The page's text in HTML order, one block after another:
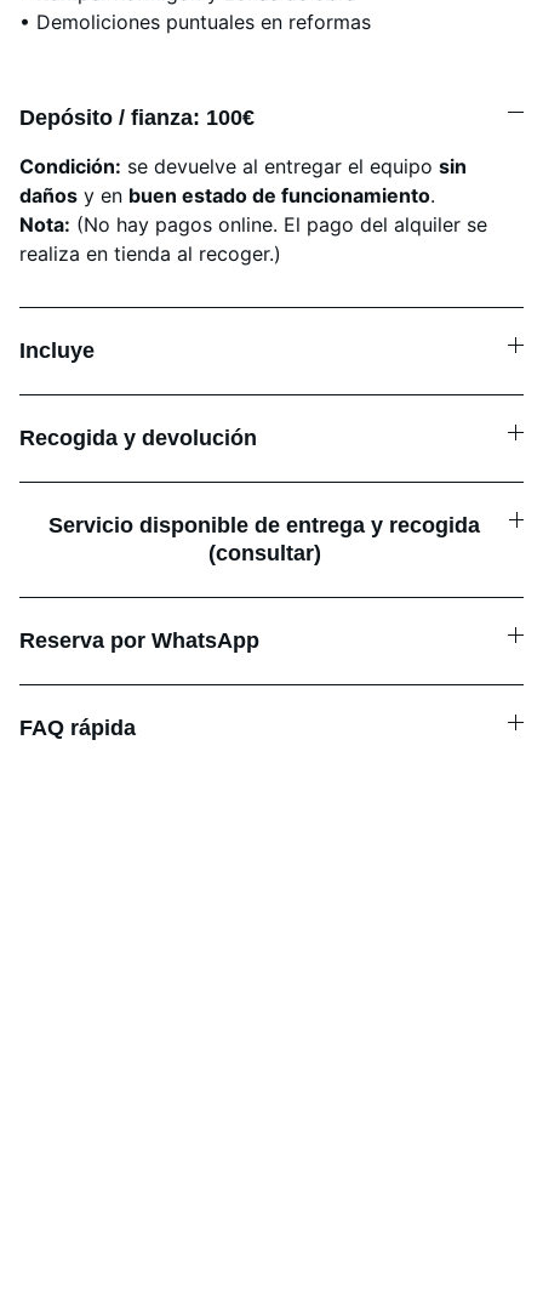
• Demoliciones puntuales en reformas
Depósito / fianza: 100€
Condición: se devuelve al entregar el equipo sin
daños y en buen estado de funcionamiento.
Nota: (No hay pagos online. El pago del alquiler se
realiza en tienda al recoger.)
Incluye
Recogida y devolución
Servicio disponible de entrega y recogida
(consultar)
Reserva por WhatsApp
FAQ rápida